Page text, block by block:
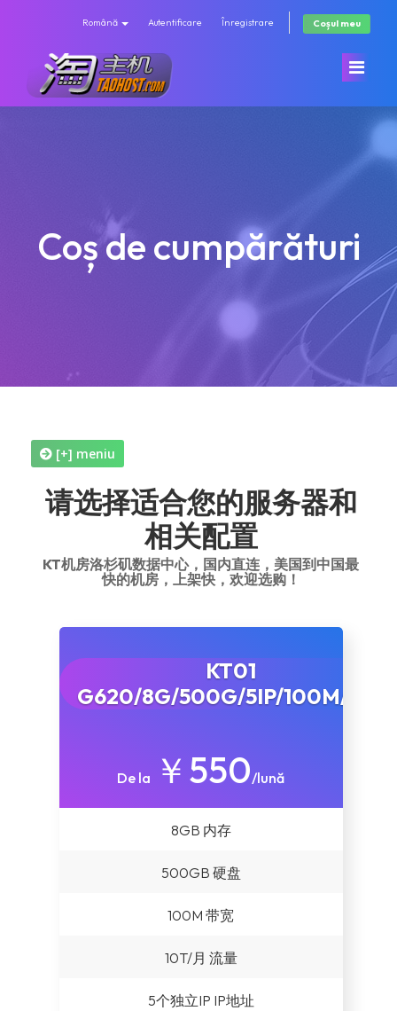
Română Autentificare Înregistrare Coșul meu
Răsfoiți tot
GS机房(高配低价)
美国站群(洛杉矶高速)
美国高防(10G防护)
美国DS机房(超便宜)
Ver机房
SK机房(DDOS防护)
韩国KT机房
Anunțuri
Contact
Coș de cumpărături
[+] meniu
请选择适合您的服务器和
相关配置
KT机房洛杉矶数据中心，国内直连，美国到中国最
快的机房，上架快，欢迎选购！
KT01
G620/8G/500G/5IP/100M/10T
De la ￥550/lună
8GB 内存
500GB 硬盘
100M 带宽
10T/月 流量
5个独立IP IP地址